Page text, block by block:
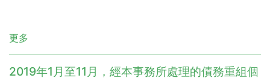
更多
2019年1月至11月，經本事務所處理的債務重組個